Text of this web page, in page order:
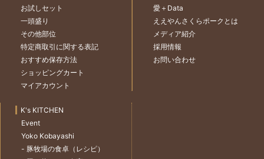
お試しセット
一頭盛り
その他部位
特定商取引に関する表記
おすすめ保存方法
ショッピングカート
マイアカウント
愛＋Data
ええやんさくらポークとは
メディア紹介
採用情報
お問い合わせ
K's KITCHEN
Event
Yoko Kobayashi
- 豚牧場の食卓（レシピ）